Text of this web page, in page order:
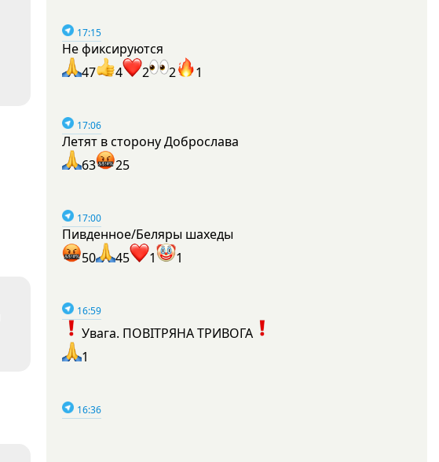
17:15
Не фиксируются
47
4 2 2 1
17:06
Летят в сторону Доброслава
63
25
17:00
Пивденное/Беляры шахеды
50
45 1 1
16:59
Увага. ПОВІТРЯНА ТРИВОГА
1
16:36